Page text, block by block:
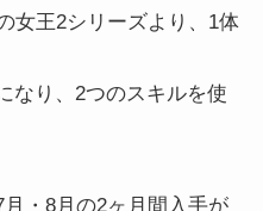
女王2シリーズより、1体
なり、2つのスキルを使
・8月の2ヶ月間入手が